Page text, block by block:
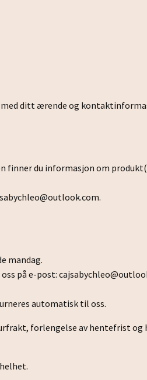
med ditt ærende og
finner du informasjon om
.
mandag.
på e-post:
automatisk til oss.
forlengelse av hentefrist og